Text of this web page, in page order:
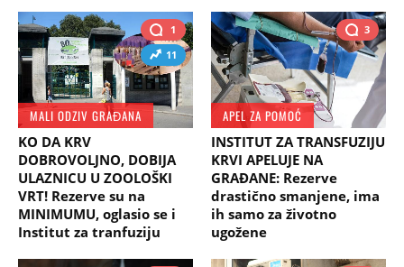
1
11
MALI ODZIV GRAĐANA
KO DA KRV
DOBROVOLJNO, DOBIJA
ULAZNICU U ZOOLOŠKI
VRT! Rezerve su na
MINIMUMU, oglasio se i
Institut za tranfuziju
3
APEL ZA POMOĆ
INSTITUT ZA TRANSFUZIJU
KRVI APELUJE NA
GRAĐANE: Rezerve
drastično smanjene, ima
ih samo za životno
ugožene